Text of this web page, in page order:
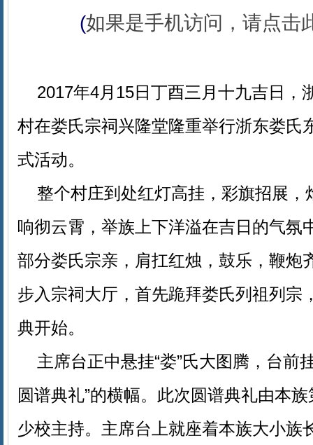
(如果是手机访问，请点击
2017年4月15日丁酉三月十九吉日，
村在娄氏宗祠兴隆堂隆重举行浙东娄氏
式活动。
整个村庄到处红灯高挂，彩旗招展，
响彻云霄，举族上下洋溢在吉日的气氛
部分娄氏宗亲，肩扛红烛，鼓乐，鞭炮
步入宗祠大厅，首先跪拜娄氏列祖列宗
典开始。
主席台正中悬挂“娄”氏大图腾，台前
圆谱典礼”的横幅。此次圆谱典礼由本
少校主持。主席台上就座着本族大小族